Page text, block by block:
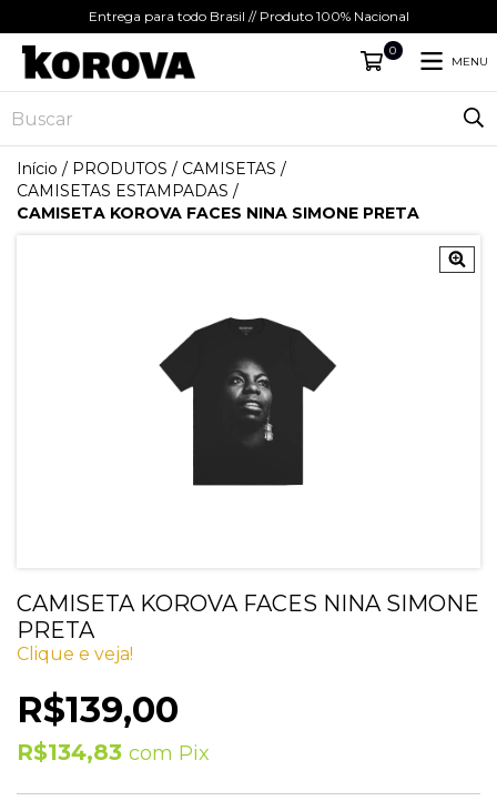
Entrega para todo Brasil // Produto 100% Nacional
0
MENU
Início / PRODUTOS / CAMISETAS /
CAMISETAS ESTAMPADAS /
CAMISETA KOROVA FACES NINA SIMONE PRETA
CAMISETA KOROVA FACES NINA SIMONE
PRETA
Clique e veja!
R$139,00
R$134,83 com Pix